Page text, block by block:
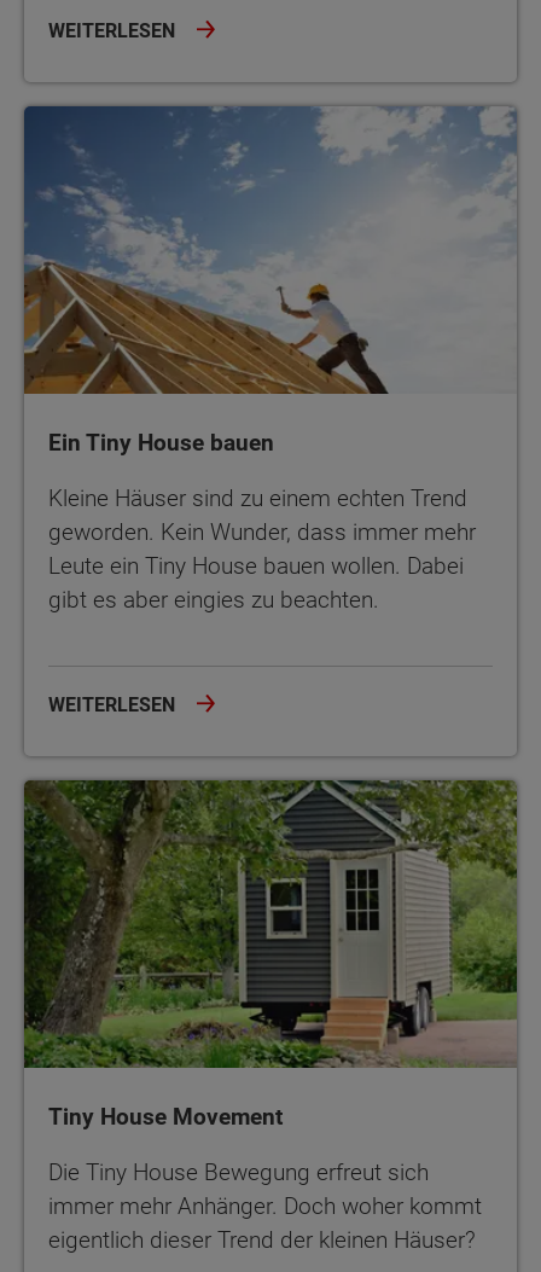
WEITERLESEN
Ein Tiny House bauen
Ein Tiny House bauen
Kleine Häuser sind zu einem echten Trend
geworden. Kein Wunder, dass immer mehr
Leute ein Tiny House bauen wollen. Dabei
gibt es aber eingies zu beachten.
WEITERLESEN
Tiny House Movement
Tiny House Movement
Die Tiny House Bewegung erfreut sich
immer mehr Anhänger. Doch woher kommt
eigentlich dieser Trend der kleinen Häuser?